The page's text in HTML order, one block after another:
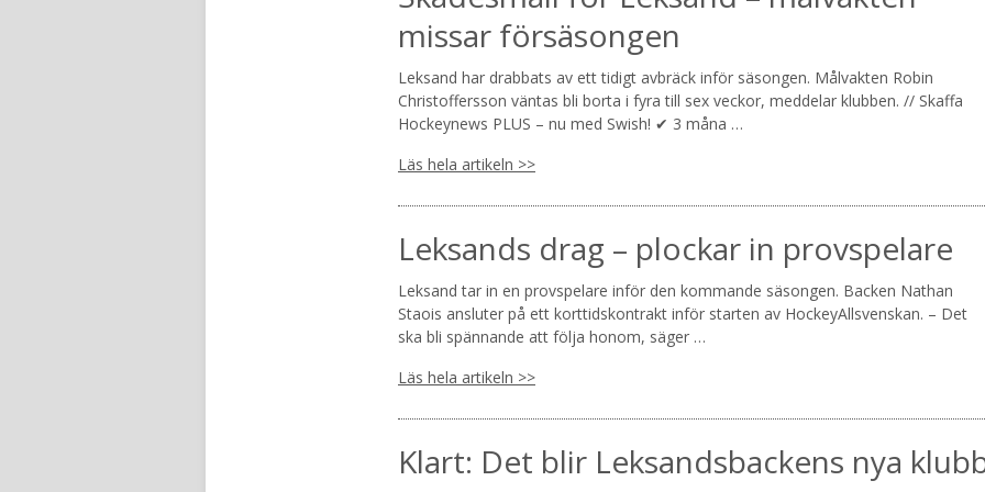
missar försäsongen
Leksand har drabbats av ett tidigt avbräck inför säsongen. Målvakten Robin
Christoffersson väntas bli borta i fyra till sex veckor, meddelar klubben. // Skaffa
Hockeynews PLUS – nu med Swish! ✔ 3 måna …
Läs hela artikeln >>
Leksands drag – plockar in provspelare
Leksand tar in en provspelare inför den kommande säsongen. Backen Nathan
Staois ansluter på ett korttidskontrakt inför starten av HockeyAllsvenskan. – Det
ska bli spännande att följa honom, säger …
Läs hela artikeln >>
Klart: Det blir Leksandsbackens nya